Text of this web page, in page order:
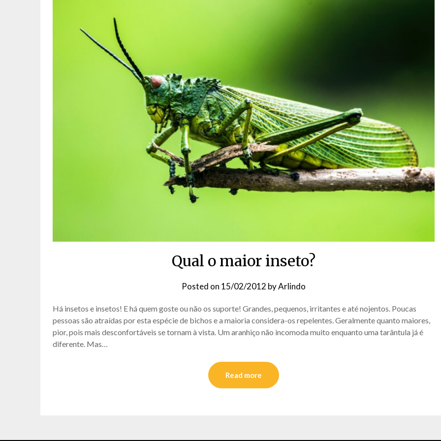
Qual o maior inseto?
Posted on 15/02/2012 byArlindo
Há insetos e insetos! E há quem goste ou não os suporte! Grandes, pequenos, irritantes e até nojentos. Poucas
pessoas são atraídas por esta espécie de bichos e a maioria considera-os repelentes. Geralmente quanto maiores,
pior, pois mais desconfortáveis se tornam à vista. Um aranhiço não incomoda muito enquanto uma tarântula já é
diferente. Mas…
Read more